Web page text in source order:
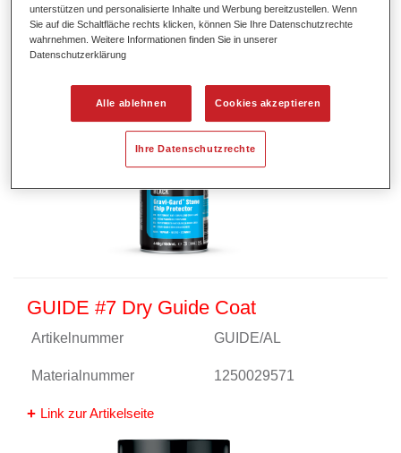
Link zur Artikelseite
GUIDE #7 Dry Guide Coat
Artikelnummer GUIDE/AL
Materialnummer 1250029571
Link zur Artikelseite
unterstützen und personalisierte Inhalte und Werbung bereitzustellen. Wenn
Sie auf die Schaltfläche rechts klicken, können Sie Ihre Datenschutzrechte
wahrnehmen. Weitere Informationen finden Sie in unserer
Datenschutzerklärung
Alle ablehnen Cookies akzeptieren
Ihre Datenschutzrechte